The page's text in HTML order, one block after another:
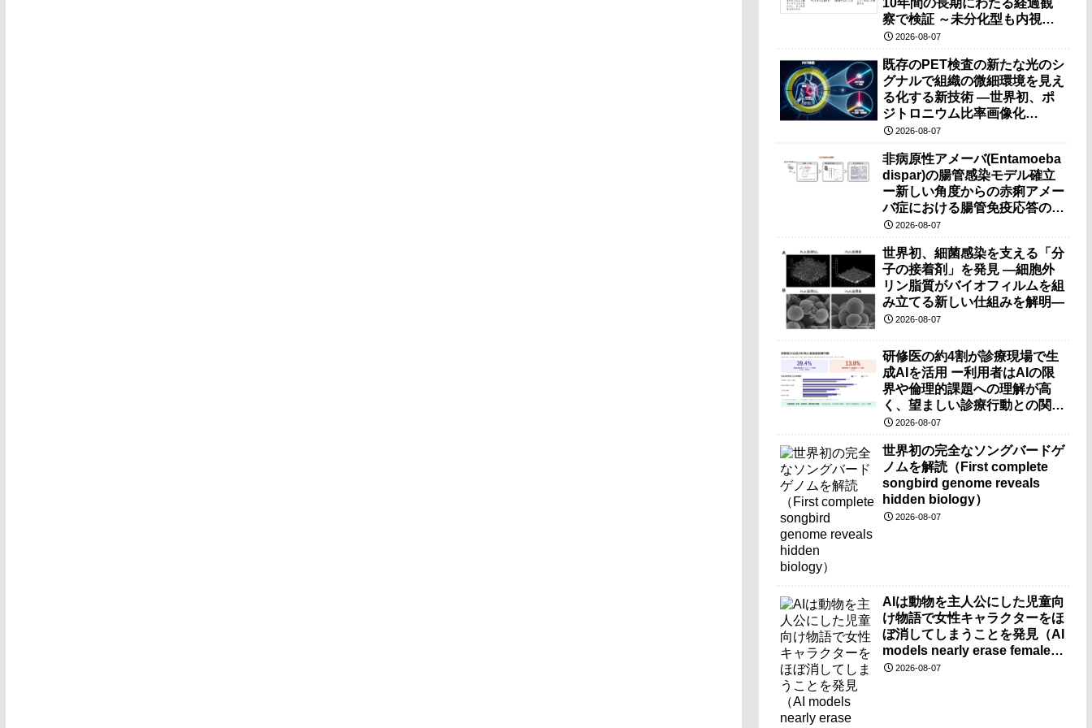
察で検証 ～未分化型も内視鏡
治療で胃の温存が可能～
2026-08-07
既存のPET検査の新たな光のシ
グナルで組織の微細環境を見え
る化する新技術 ―世界初、ポ
ジトロニウム比率画像化
（PRI）の原理検証に成功―
2026-08-07
非病原性アメーバ(Entamoeba
dispar)の腸管感染モデル確立
ー新しい角度からの赤痢アメー
バ症における腸管免疫応答の理
解に期待ー
2026-08-07
世界初、細菌感染を支える「分
子の接着剤」を発見 ―細胞外
リン脂質がバイオフィルムを組
み立てる新しい仕組みを解明―
2026-08-07
研修医の約4割が診療現場で生
成AIを活用 ー利用者はAIの限
界や倫理的課題への理解が高
く、望ましい診療行動との関連
も確認ー
2026-08-07
世界初の完全なソングバードゲ
ノムを解読（First complete
songbird genome reveals
hidden biology）
2026-08-07
AIは動物を主人公にした児童向
け物語で女性キャラクターをほ
ぼ消してしまうことを発見（AI
models nearly erase female
characters when they write
2026-08-07